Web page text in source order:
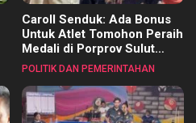
Caroll Senduk: Ada Bonus
Untuk Atlet Tomohon Peraih
Medali di Porprov Sulut
2025
POLITIK DAN PEMERINTAHAN